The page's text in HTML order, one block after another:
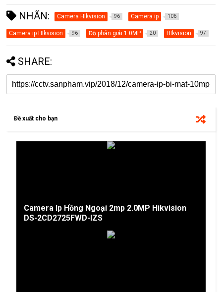
NHÃN: Camera HIkvision 96 Camera ip 106
Camera ip HIkvision 96 Độ phân giải 1.0MP 20 HIkvision 97
SHARE:
Đề xuất cho bạn
Camera Ip Hồng Ngoại 2mp 2.0MP Hikvision
DS-2CD2725FWD-IZS